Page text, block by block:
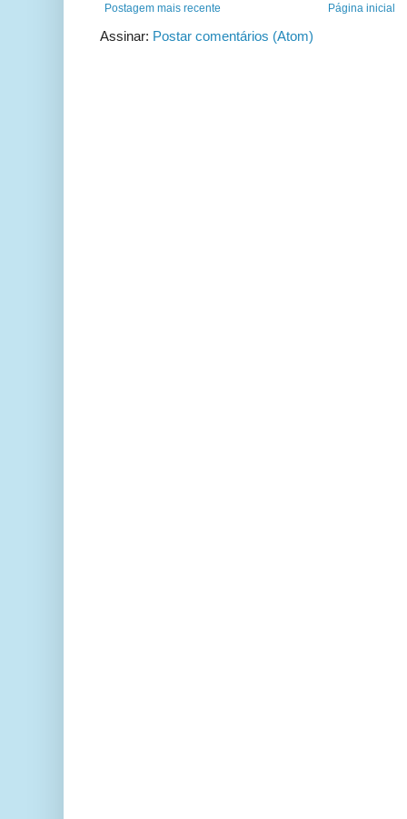
Postagem mais recente Página inicial
Assinar: Postar comentários (Atom)